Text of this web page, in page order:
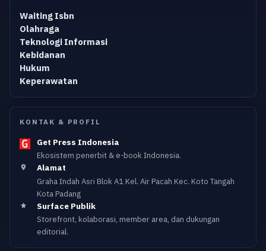
Waiting Isbn
Olahraga
Teknologi Informasi
Kebidanan
Hukum
Keperawatan
KONTAK & PROFIL
Get Press Indonesia
Ekosistem penerbit & e-book Indonesia.
Alamat
Graha Indah Asri Blok A1 Kel. Air Pacah Kec. Koto Tangah
Kota Padang
Surface Publik
Storefront, kolaborasi, member area, dan dukungan
editorial.